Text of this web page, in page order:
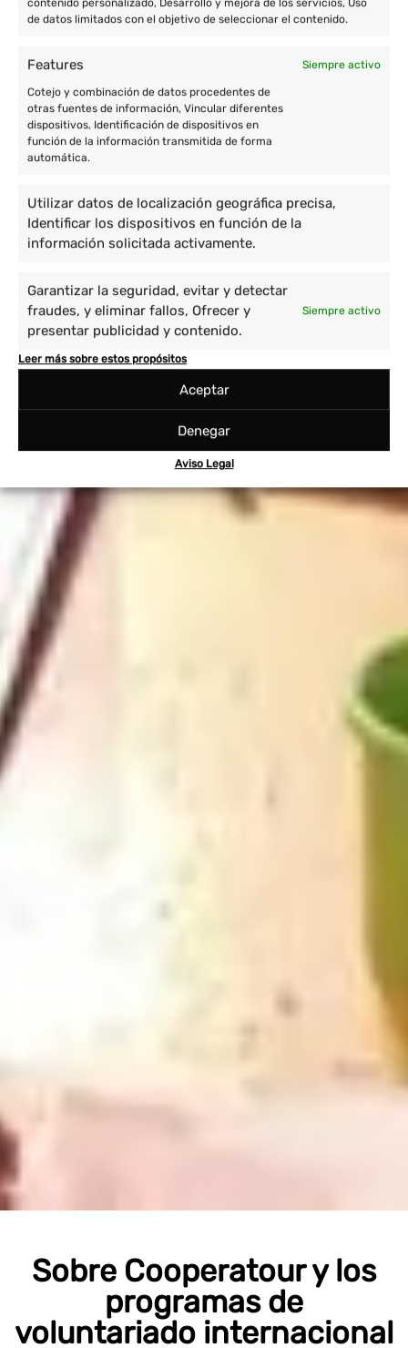
contenido personalizado, Desarrollo y mejora de los servicios, Uso
de datos limitados con el objetivo de seleccionar el contenido.
Features Siempre activo
Cotejo y combinación de datos procedentes de
otras fuentes de información, Vincular diferentes
dispositivos, Identificación de dispositivos en
función de la información transmitida de forma
automática.
Utilizar datos de localización geográfica precisa,
Identificar los dispositivos en función de la
información solicitada activamente.
Garantizar la seguridad, evitar y detectar
fraudes, y eliminar fallos, Ofrecer y
presentar publicidad y contenido.
Siempre activo
Leer más sobre estos propósitos
Aceptar
Denegar
Aviso Legal
Sobre Cooperatour y los
programas de
voluntariado internacional